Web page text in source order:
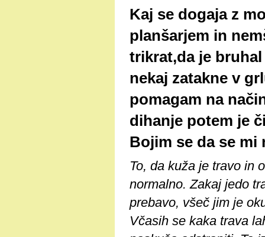
Kaj se dogaja z
planšarjem in
trikrat,da je
nekaj zatakne v
pomagam na
dihanje potem je
Bojim se da se mi
To, da kuža je travo in
normalno. Zakaj jedo
prebavo, všeč jim je
Včasih se kaka trava